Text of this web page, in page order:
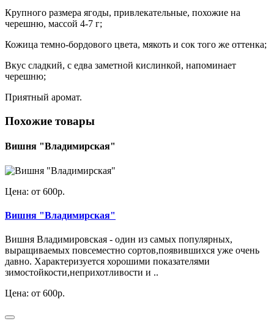
Крупного размера ягоды, привлекательные, похожие на
черешню, массой 4-7 г;
Кожица темно-бордового цвета, мякоть и сок того же оттенка;
Вкус сладкий, с едва заметной кислинкой, напоминает
черешню;
Приятный аромат.
Похожие товары
Вишня "Владимирская"
Цена: от 600р.
Вишня "Владимирская"
Вишня Владимировская - один из самых популярных,
выращиваемых повсеместно сортов,появившихся уже очень
давно. Характеризуется хорошими показателями
зимостойкости,неприхотливости и ..
Цена: от 600р.